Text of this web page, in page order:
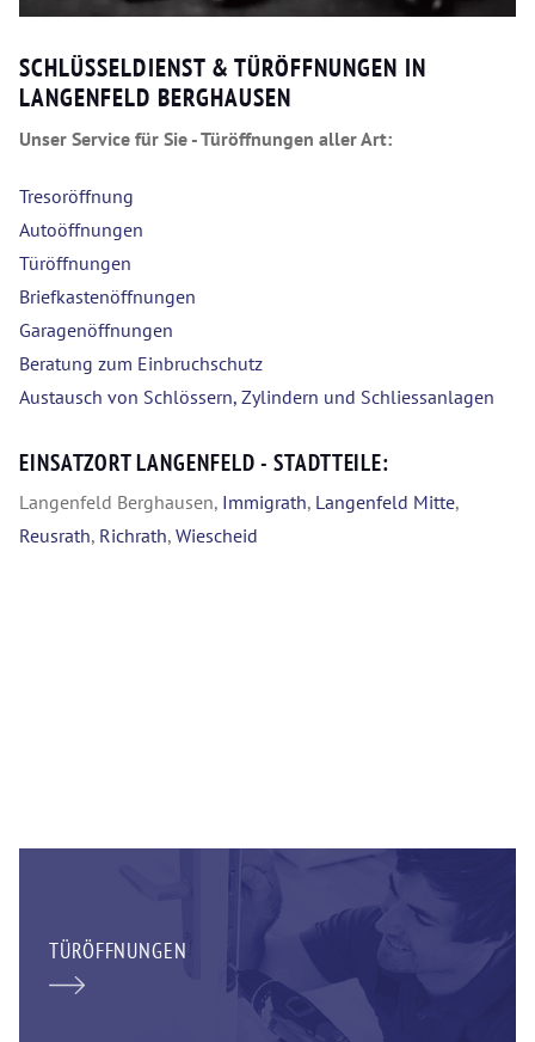
SCHLÜSSELDIENST & TÜRÖFFNUNGEN IN
LANGENFELD BERGHAUSEN
Unser Service für Sie - Türöffnungen aller Art:
Tresoröffnung
Autoöffnungen
Türöffnungen
Briefkastenöffnungen
Garagenöffnungen
Beratung zum Einbruchschutz
Austausch von Schlössern, Zylindern und Schliessanlagen
EINSATZORT LANGENFELD - STADTTEILE:
Langenfeld Berghausen, Immigrath, Langenfeld Mitte,
Reusrath, Richrath, Wiescheid
TÜRÖFFNUNGEN